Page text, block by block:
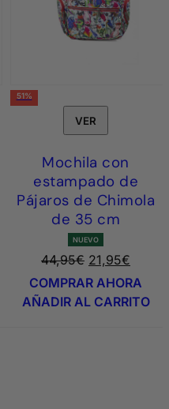
51%
VER
Mochila con
estampado de
Pájaros de Chimola
de 35 cm
NUEVO
44,95€
El
precio
original
21,95€
COMPRAR AHORA
AÑADIR AL CARRITO